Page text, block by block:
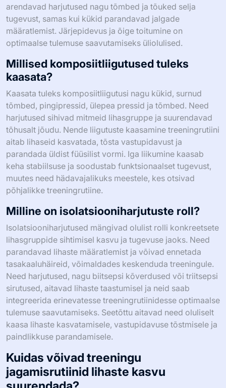
arendavad harjutused nagu tõmbed ja tõuked selja
tugevust, samas kui kükid parandavad jalgade
määratlemist. Järjepidevus ja õige toitumine on
optimaalse tulemuse saavutamiseks üliolulised.
Millised komposiitliigutused tuleks
kaasata?
Kaasata tuleks komposiitliigutusi nagu kükid, surnud
tõmbed, pingipressid, ülepea pressid ja tõmbed. Need
harjutused sihivad mitmeid lihasgruppe ja suurendavad
tõhusalt jõudu. Nende liigutuste kaasamine treeningrutiini
aitab lihaseid kasvatada, tõsta vastupidavust ja
parandada üldist füüsilist vormi. Iga liikumine kaasab
keha stabiilsuse ja soodustab funktsionaalset tugevust,
muutes need hädavajalikuks meestele, kes otsivad
põhjalikke treeningrutiine.
Milline on isolatsiooniharjutuste roll?
Isolatsiooniharjutused mängivad olulist rolli konkreetsete
lihasgruppide sihtimisel kasvu ja tugevuse jaoks. Need
parandavad lihaste määratlemist ja võivad ennetada
tasakaaluhäireid, võimaldades keskenduda treeningule.
Need harjutused, nagu biitsepsi kõverdused või triitsepsi
sirutused, aitavad lihaste taastumisel ja neid saab
integreerida erinevatesse treeningrutiinidesse optimaalse
tulemuse saavutamiseks. Seetõttu aitavad need oluliselt
kaasa lihaste kasvatamisele, vastupidavuse tõstmisele ja
paindlikkuse parandamisele.
Kuidas võivad treeningu
jagamisrutiinid lihaste kasvu